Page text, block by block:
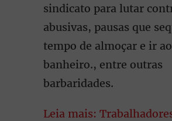
sindicato para lutar
abusivas, pausas que
tempo de almoçar e ir ao
banheiro., entre outras
barbaridades.
Leia mais: